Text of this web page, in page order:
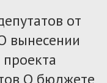
от
вынесении
О бюджете